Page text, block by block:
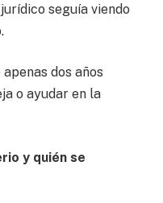
seguía viendo
dos años
o ayudar en la
y quién se